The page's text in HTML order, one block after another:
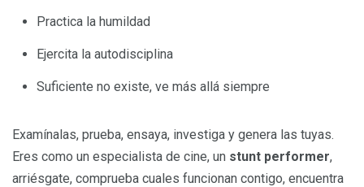
Practica la humildad
Ejercita la autodisciplina
Suficiente no existe, ve más allá siempre
Examínalas, prueba, ensaya, investiga y genera las tuyas.
Eres como un especialista de cine, un stunt performer,
arriésgate, comprueba cuales funcionan contigo, encuentra